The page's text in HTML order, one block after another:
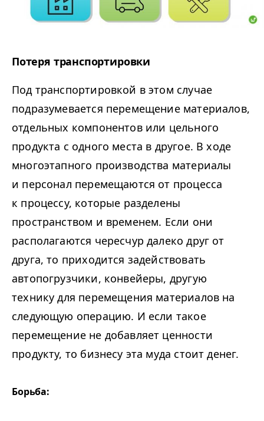
Потеря транспортировки
Под транспортировкой в этом случае
подразумевается перемещение материалов,
отдельных компонентов или цельного
продукта с одного места в другое. В ходе
многоэтапного производства материалы
и персонал перемещаются от процесса
к процессу, которые разделены
пространством и временем. Если они
располагаются чересчур далеко друг от
друга, то приходится задействовать
автопогрузчики, конвейеры, другую
технику для перемещения материалов на
следующую операцию. И если такое
перемещение не добавляет ценности
продукту, то бизнесу эта муда стоит денег.
Борьба: